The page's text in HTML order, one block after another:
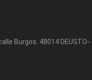
Burgos. 48014 DEUSTO-